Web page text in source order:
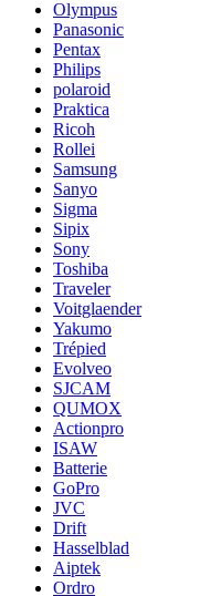
Olympus
Panasonic
Pentax
Philips
polaroid
Praktica
Ricoh
Rollei
Samsung
Sanyo
Sigma
Sipix
Sony
Toshiba
Traveler
Voitglaender
Yakumo
Trépied
Evolveo
SJCAM
QUMOX
Actionpro
ISAW
Batterie
GoPro
JVC
Drift
Hasselblad
Aiptek
Ordro